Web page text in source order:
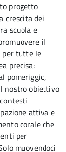
progetto
crescita dei
scuola e
il
per tutte le
precisa:
pomeriggio,
nostro obiettivo
attiva e
corale che
per
muovendoci